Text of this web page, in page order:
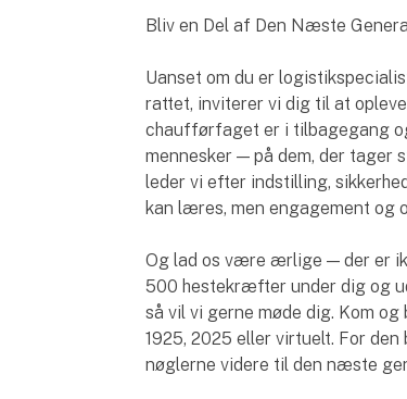
Bliv en Del af Den Næste
Uanset om du er
rattet, inviterer vi dig til at
chaufførfaget er i tilbagegang
mennesker — på dem, der tager
leder vi efter indstilling,
kan læres, men engagement og
Og lad os være ærlige — der er
500 hestekræfter under dig og
så vil vi gerne møde dig. Kom
1925, 2025 eller virtuelt. For
nøglerne videre til den næste